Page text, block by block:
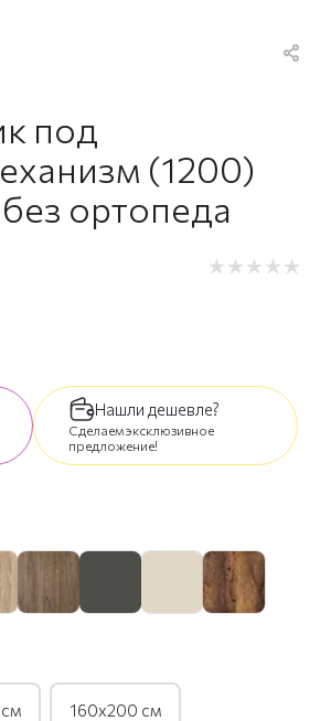
под
(1200)
ортопеда
Нашли дешевле?
Сделаем эксклюзивное
предложение!
160х200 см